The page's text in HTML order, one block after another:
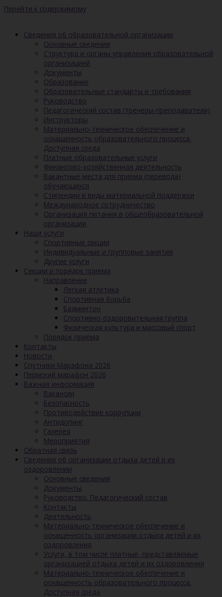
Перейти к содержимому
Сведения об образовательной организации
Основные сведения
Структура и органы управления образовательной
организацией
Документы
Образование
Образовательные стандарты и требования
Руководство
Педагогический состав (тренеры-преподаватели)
Инструкторы
Материально-техническое обеспечение и
оснащенность образовательного процесса.
Доступная среда
Платные образовательные услуги
Финансово-хозяйственная деятельность
Вакантные места для приема (перевода)
обучающихся
Стипендии и виды материальной поддержки
Международное сотрудничество
Организация питания в общеобразовательной
организации
Наши услуги
Спортивные секции
Индивидуальные и групповые занятия
Другие услуги
Секции и порядок приема
Направление
Легкая атлетика
Спортивная борьба
Бадминтон
Спортивно-оздоровительная группа
Физическая культура и массовый спорт
Порядок приёма
Контакты
Новости
Спутники Марафона 2026
Пермский марафон 2026
Важная информация
Вакансии
Безопасность
Противодействие коррупции
Антидопинг
Галерея
Мероприятия
Обратная связь
Сведения об организации отдыха детей и их
оздоровлении
Основные сведения
Документы
Руководство. Педагогический состав
Контакты
Деятельность
Материально-техническое обеспечение и
оснащенность организации отдыха детей и их
оздоровления
Услуги, в том числе платные, представляемые
организацией отдыха детей и их оздоровления
Материально-техническое обеспечение и
оснащенность образовательного процесса.
Доступная среда